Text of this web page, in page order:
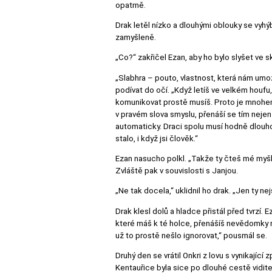
opatrně.
Drak letěl nízko a dlouhými oblouky se
zamyšleně.
„Co?“ zakřičel Ezan, aby ho bylo slyšet ve
„Slabhra – pouto, vlastnost, která nám
podívat do očí. „Když letíš ve velkém
komunikovat prostě musíš. Proto je
v pravém slova smyslu, přenáší se tím
automaticky. Draci spolu musí hodně
stalo, i když jsi člověk.“
Ezan nasucho polkl. „Takže ty čteš mé
Zvláště pak v souvislosti s Janjou.
„Ne tak docela,“ uklidnil ho drak. „Jen ty
Drak klesl dolů a hladce přistál před tvrzí.
které máš k té holce, přenášíš nevědomky
už to prostě nešlo ignorovat,“ pousmál se.
Druhý den se vrátil Onkri z lovu s vynikající
Kentauřice byla sice po dlouhé cestě